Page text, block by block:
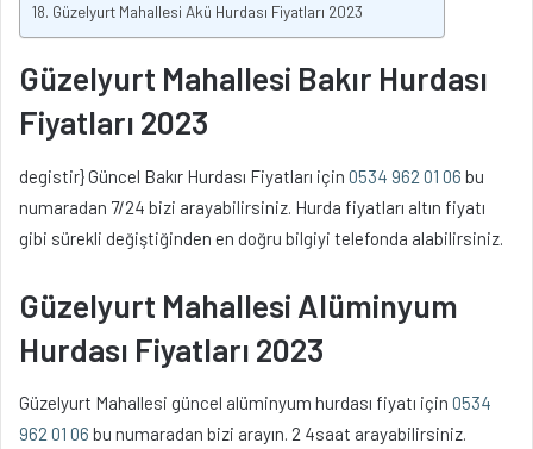
Güzelyurt Mahallesi Akü Hurdası Fiyatları 2023
Güzelyurt Mahallesi Bakır Hurdası
Fiyatları 2023
degistir} Güncel Bakır Hurdası Fiyatları için 0534 962 01 06 bu
numaradan 7/24 bizi arayabilirsiniz. Hurda fiyatları altın fiyatı
gibi sürekli değiştiğinden en doğru bilgiyi telefonda alabilirsiniz.
Güzelyurt Mahallesi Alüminyum
Hurdası Fiyatları 2023
Güzelyurt Mahallesi güncel alüminyum hurdası fiyatı için 0534
962 01 06 bu numaradan bizi arayın. 2 4saat arayabilirsiniz.